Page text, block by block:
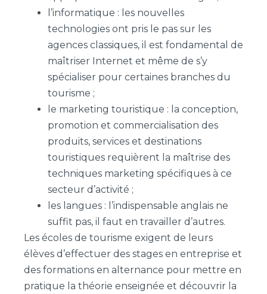
l’informatique : les nouvelles
technologies ont pris le pas sur les
agences classiques, il est fondamental de
maîtriser Internet et même de s’y
spécialiser pour certaines branches du
tourisme ;
le marketing touristique : la conception,
promotion et commercialisation des
produits, services et destinations
touristiques requièrent la maîtrise des
techniques marketing spécifiques à ce
secteur d’activité ;
les langues : l’indispensable anglais ne
suffit pas, il faut en travailler d’autres.
Les écoles de tourisme exigent de leurs
élèves d’effectuer des stages en entreprise et
des formations en alternance pour mettre en
pratique la théorie enseignée et découvrir la